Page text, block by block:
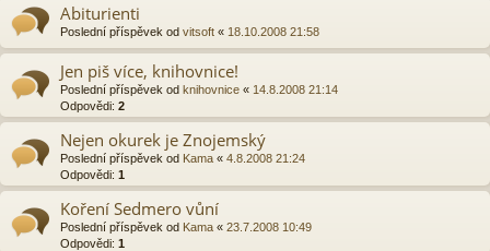
Abiturienti
Poslední příspěvek od vitsoft « 18.10.2008 21:58
Jen piš více, knihovnice!
Poslední příspěvek od knihovnice « 14.8.2008 21:14
Odpovědi: 2
Nejen okurek je Znojemský
Poslední příspěvek od Kama « 4.8.2008 21:24
Odpovědi: 1
Koření Sedmero vůní
Poslední příspěvek od Kama « 23.7.2008 10:49
Odpovědi: 1